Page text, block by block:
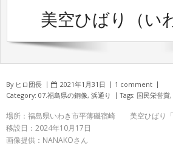
美空ひばり（い
By ヒロ団長 2021年1月31日
1 comment
Category: 07.福島県の銅像, 浜通り Tags: 国民栄誉賞,
場所：福島県いわき市平薄磯宿崎 美空ひばり「
移設日：2024年10月17日
画像提供：NANAKOさん